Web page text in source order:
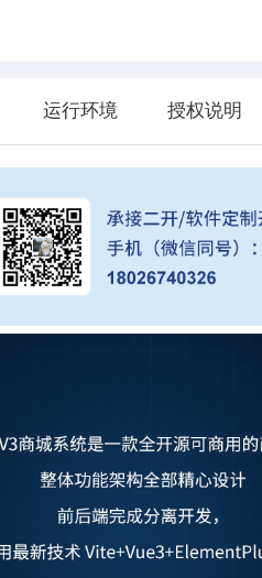
运行环境 授权说明